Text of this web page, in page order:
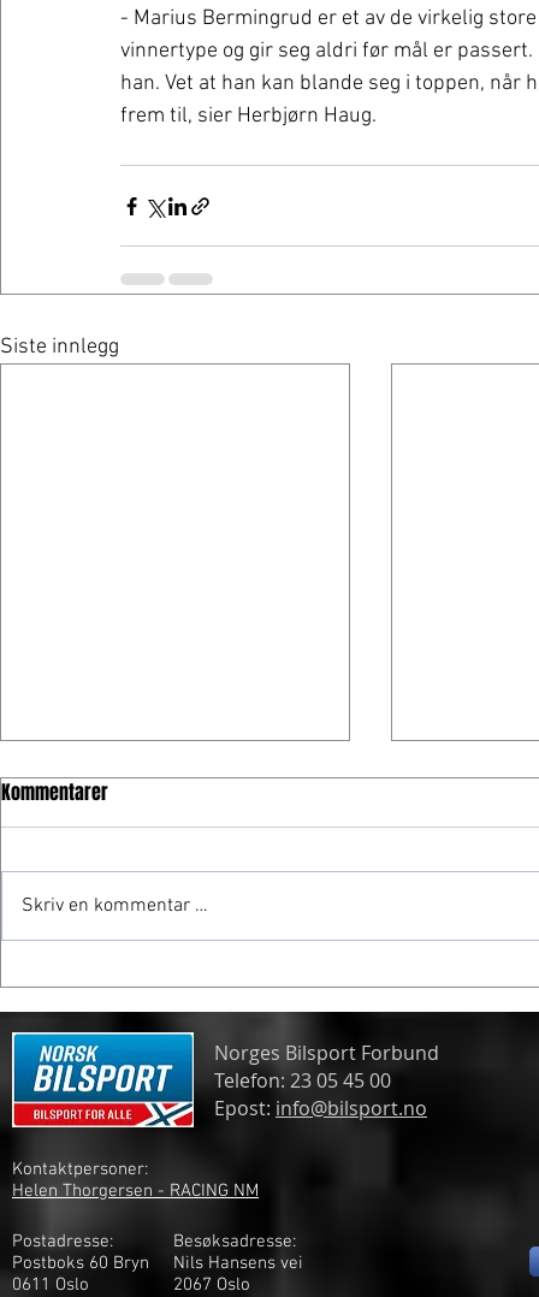
- Marius Bermingrud er et av de virkelig
vinnertype og gir seg aldri før mål er
han. Vet at han kan blande seg i toppen,
frem til, sier Herbjørn Haug.
Siste innlegg
Kommentarer
Skriv en kommentar …
Norges Bilsport Forbund
Telefon: 23 05 45 00
Epost: info@bilsport.no
Postadresse:
Postboks 60 Bryn
0611 Oslo
Besøksadresse:
Nils Hansens vei
2067 Oslo
Kontaktpersoner:
Helen Thorgersen - RACING NM